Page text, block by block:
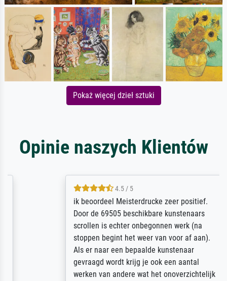
Pokaż więcej dzieł sztuki
Opinie naszych Klientów
4.5 / 5
ik beoordeel Meisterdrucke zeer positief.
Door de 69505 beschikbare kunstenaars
scrollen is echter onbegonnen werk (na
stoppen begint het weer van voor af aan).
Als er naar een bepaalde kunstenaar
gevraagd wordt krijg je ook een aantal
werken van andere wat het onoverzichtelijk